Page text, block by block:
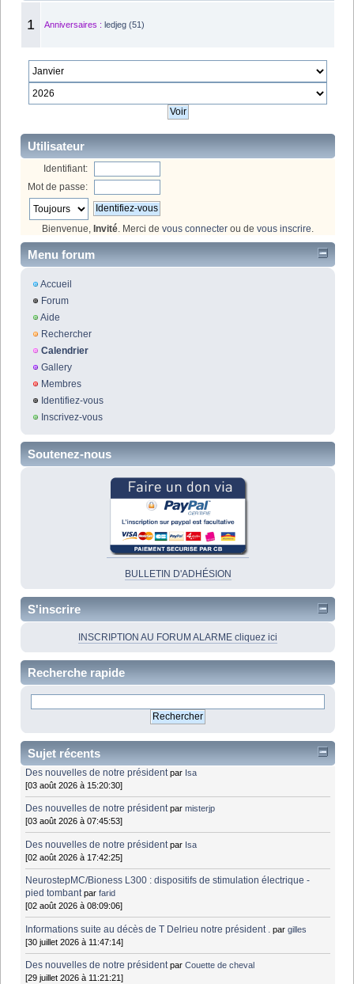
1 Anniversaires : ledjeg (51)
Utilisateur
Identifiant:
Mot de passe:
Bienvenue, Invité. Merci de vous connecter ou de vous inscrire.
Menu forum
Accueil
Forum
Aide
Rechercher
Calendrier
Gallery
Membres
Identifiez-vous
Inscrivez-vous
Soutenez-nous
BULLETIN D'ADHÉSION
S'inscrire
INSCRIPTION AU FORUM ALARME cliquez ici
Recherche rapide
Sujet récents
Des nouvelles de notre président par Isa
[03 août 2026 à 15:20:30]
Des nouvelles de notre président parmisterjp
[03 août 2026 à 07:45:53]
Des nouvelles de notre président par Isa
[02 août 2026 à 17:42:25]
NeurostepMC/Bioness L300 : dispositifs de stimulation électrique -
pied tombant parfarid
[02 août 2026 à 08:09:06]
Informations suite au décès de T Delrieu notre président . pargilles
[30 juillet 2026 à 11:47:14]
Des nouvelles de notre président parCouette de cheval
[29 juillet 2026 à 11:21:21]